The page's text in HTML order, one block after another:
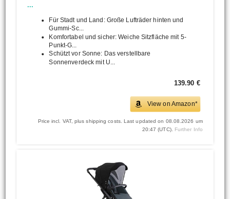
...
Für Stadt und Land: Große Lufträder hinten und
Gummi-Sc...
Komfortabel und sicher: Weiche Sitzfläche mit 5-
Punkt-G...
Schützt vor Sonne: Das verstellbare
Sonnenverdeck mit U...
139.90 €
View on Amazon*
Price incl. VAT, plus shipping costs. Last updated on 08.08.2026 um
20:47 (UTC). Further Info